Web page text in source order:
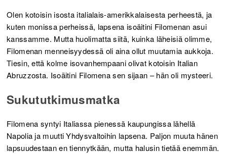
Olen kotoisin isosta italialais-amerikkalaisesta perheestä, ja
kuten monissa perheissä, lapsena isoäitini Filomenan asui
kanssamme. Mutta huolimatta siitä, kuinka läheisiä olimme,
Filomenan menneisyydessä oli aina ollut muutamia aukkoja.
Tiesin, että kolme isovanhempaani olivat kotoisin Italian
Abruzzosta. Isoäitini Filomena sen sijaan – hän oli mysteeri.
Sukututkimusmatka
Filomena syntyi Italiassa pienessä kaupungissa lähellä
Napolia ja muutti Yhdysvaltoihin lapsena. Paljon muuta hänen
lapsuudestaan en tiennytkään, mutta halusin tietää enemmän.